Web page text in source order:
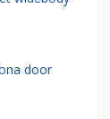
door